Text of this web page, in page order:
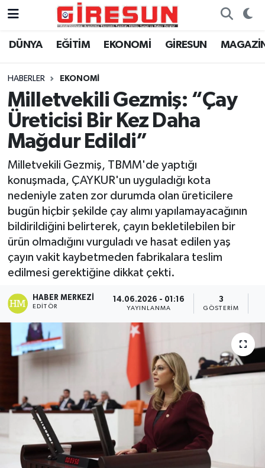
DÜNYA EĞİTİM EKONOMİ GİRESUN
HABERLER EKONOMİ
Milletvekili Gezmiş: “Çay
Üreticisi Bir Kez Daha
Mağdur Edildi”
Milletvekili Gezmiş, TBMM'de yaptığı
konuşmada, ÇAYKUR'un uyguladığı kota
nedeniyle zaten zor durumda olan üreticilere
bugün hiçbir şekilde çay alımı yapılamayacağının
bildirildiğini belirterek, çayın bekletilebilen bir
ürün olmadığını vurguladı ve hasat edilen yaş
çayın vakit kaybetmeden fabrikalara teslim
edilmesi gerektiğine dikkat çekti.
HABER MERKEZI
EDITÖR
14.06.2026 - 01:16
YAYINLANMA
3
GÖSTERIM
Hava Durumu
Trafik Durumu
Süper Lig Puan Durumu ve Fikstür
Tüm Manşetler
Son Dakika Haberleri
Haber Arşivi